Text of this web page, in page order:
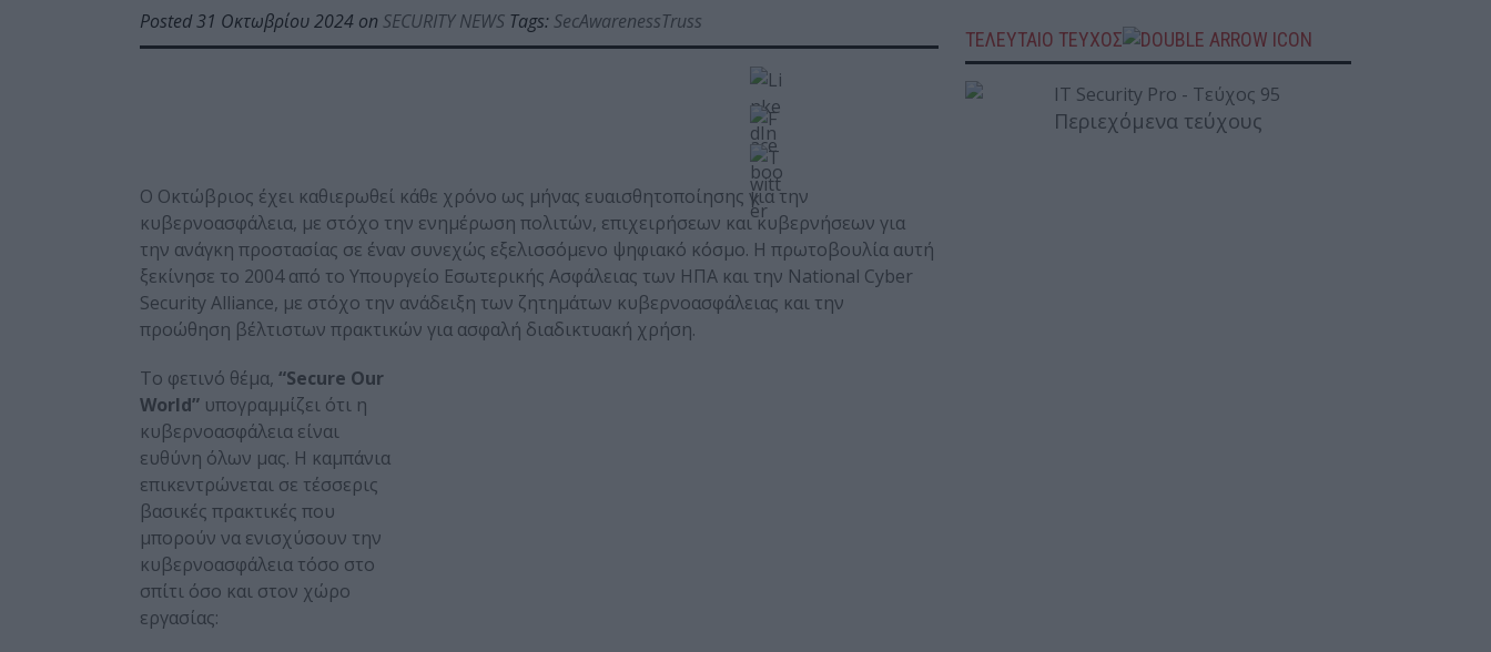
Posted 31 Οκτωβρίου 2024 on SECURITY NEWS Tags: SecAwarenessTruss
Ο Οκτώβριος έχει καθιερωθεί κάθε χρόνο ως μήνας ευαισθητοποίησης για την
κυβερνοασφάλεια, με στόχο την ενημέρωση πολιτών, επιχειρήσεων και κυβερνήσεων για
την ανάγκη προστασίας σε έναν συνεχώς εξελισσόμενο ψηφιακό κόσμο. Η πρωτοβουλία αυτή
ξεκίνησε το 2004 από το Υπουργείο Εσωτερικής Ασφάλειας των ΗΠΑ και την National Cyber
Security Alliance, με στόχο την ανάδειξη των ζητημάτων κυβερνοασφάλειας και την
προώθηση βέλτιστων πρακτικών για ασφαλή διαδικτυακή χρήση.
Το φετινό θέμα, “Secure Our
World” υπογραμμίζει ότι η
κυβερνοασφάλεια είναι
ευθύνη όλων μας. Η καμπάνια
επικεντρώνεται σε τέσσερις
βασικές πρακτικές που
μπορούν να ενισχύσουν την
κυβερνοασφάλεια τόσο στο
σπίτι όσο και στον χώρο
εργασίας:
ΤΕΛΕΥΤΑΙΟ ΤΕΥΧΟΣ
Περιεχόμενα τεύχους